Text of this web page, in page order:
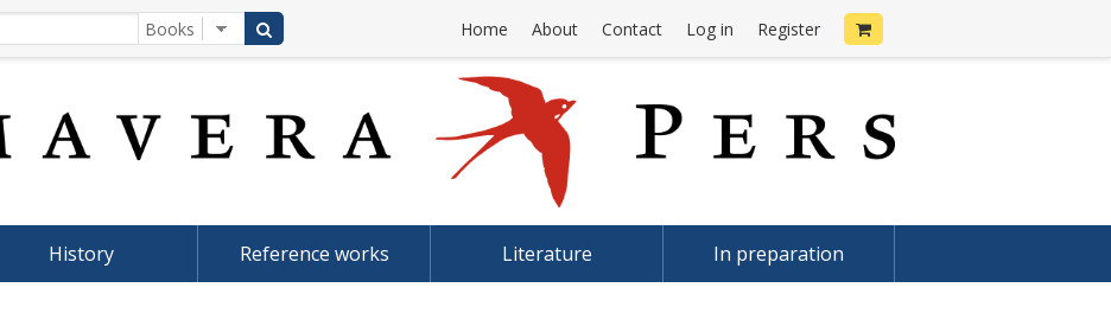
Home About Contact Log in Register
History Reference works Literature In preparation